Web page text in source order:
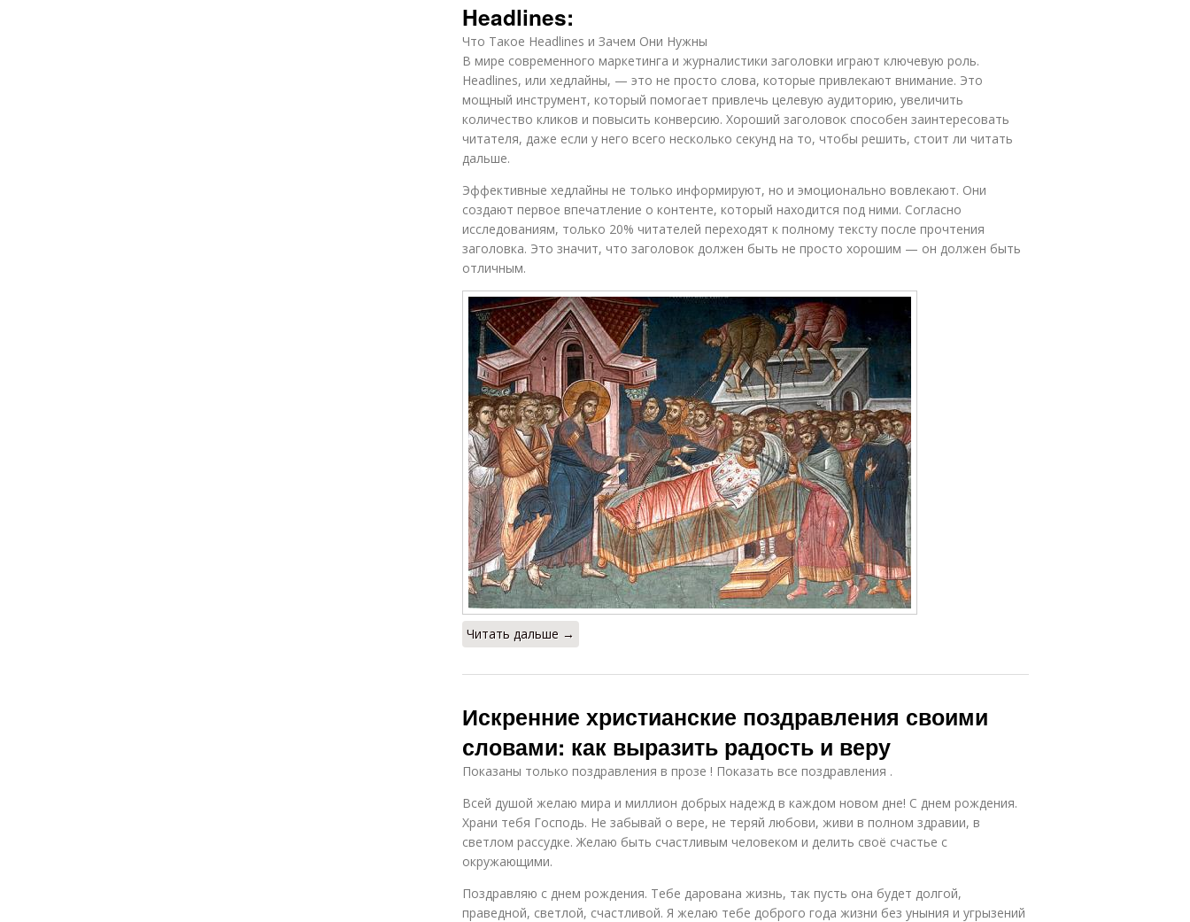
Headlines:
Что Такое Headlines и Зачем Они Нужны
В мире современного маркетинга и журналистики заголовки играют ключевую роль.
Headlines, или хедлайны, — это не просто слова, которые привлекают внимание. Это
мощный инструмент, который помогает привлечь целевую аудиторию, увеличить
количество кликов и повысить конверсию. Хороший заголовок способен заинтересовать
читателя, даже если у него всего несколько секунд на то, чтобы решить, стоит ли читать
дальше.
Эффективные хедлайны не только информируют, но и эмоционально вовлекают. Они
создают первое впечатление о контенте, который находится под ними. Согласно
исследованиям, только 20% читателей переходят к полному тексту после прочтения
заголовка. Это значит, что заголовок должен быть не просто хорошим — он должен быть
отличным.
Читать дальше →
Искренние христианские поздравления своими
словами: как выразить радость и веру
Показаны только поздравления в прозе ! Показать все поздравления .
Всей душой желаю мира и миллион добрых надежд в каждом новом дне! С днем рождения.
Храни тебя Господь. Не забывай о вере, не теряй любови, живи в полном здравии, в
светлом рассудке. Желаю быть счастливым человеком и делить своё счастье с
окружающими.
Поздравляю с днем рождения. Тебе дарована жизнь, так пусть она будет долгой,
праведной, светлой, счастливой. Я желаю тебе доброго года жизни без уныния и угрызений